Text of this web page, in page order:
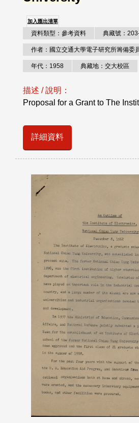
加入匯出清單
資料類型：參考資料 典藏號：
作者：國立交通大學電子研究所籌備委
年代：1958 典藏地：交大校區
描述 / 說明：
Proposal for a Grant to The
詳細資料